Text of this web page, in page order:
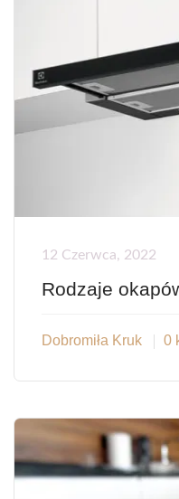
12 Czerwca, 2022
Rodzaje
Dobromiła Kruk 0